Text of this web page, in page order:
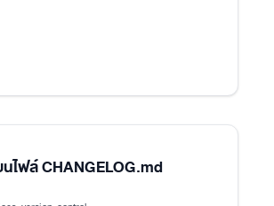
นไฟล์ CHANGELOG.md